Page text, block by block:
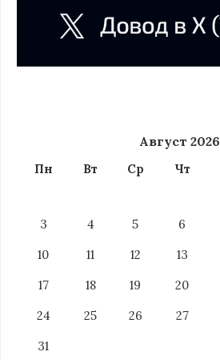
Август 2026
Пн Вт Ср Чт
3
4 5 6
10
11 12 13
17
18 19 20
24
25 26 27
31